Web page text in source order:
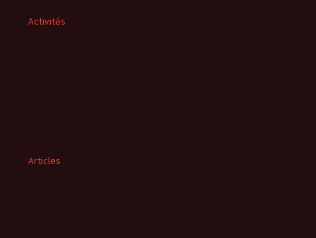
Activités
Articles